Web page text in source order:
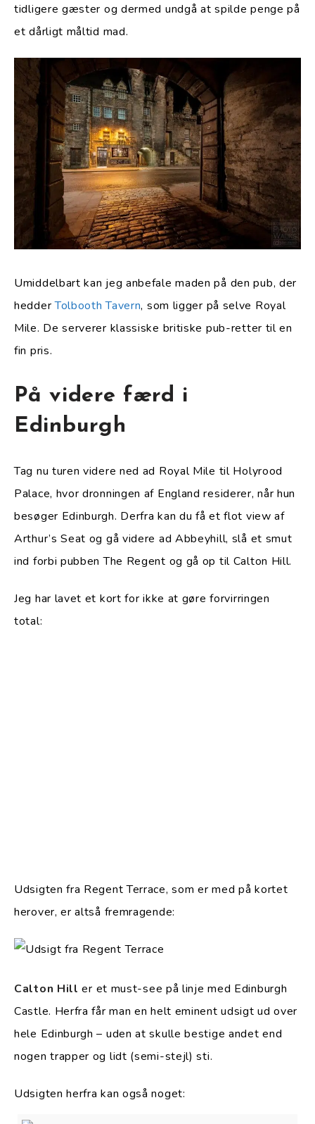
tidligere gæster og dermed undgå at spilde penge på
et dårligt måltid mad.
Umiddelbart kan jeg anbefale maden på den pub, der
hedderTolbooth Tavern, som ligger på selve Royal
Mile. De serverer klassiske britiske pub-retter til en
fin pris.
På videre færd i
Edinburgh
Tag nu turen videre ned ad Royal Mile til Holyrood
Palace, hvor dronningen af England residerer, når hun
besøger Edinburgh. Derfra kan du få et flot view af
Arthur’s Seat og gå videre ad Abbeyhill, slå et smut
ind forbi pubben The Regent og gå op til Calton Hill.
Jeg har lavet et kort for ikke at gøre forvirringen
total:
Udsigten fra Regent Terrace, som er med på kortet
herover, er altså fremragende:
Calton Hill er et must-see på linje med Edinburgh
Castle. Herfra får man en helt eminent udsigt ud over
hele Edinburgh – uden at skulle bestige andet end
nogen trapper og lidt (semi-stejl) sti.
Udsigten herfra kan også noget: